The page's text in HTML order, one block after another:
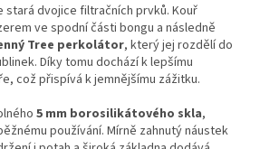
stará dvojice filtračních prvků. Kouř
ve spodní části bongu a následně
Tree perkolátor, který jej rozdělí do
Díky tomu dochází k lepšímu
což přispívá k jemnějšímu zážitku.
5 mm borosilikátového skla,
používání. Mírně zahnutý náustek